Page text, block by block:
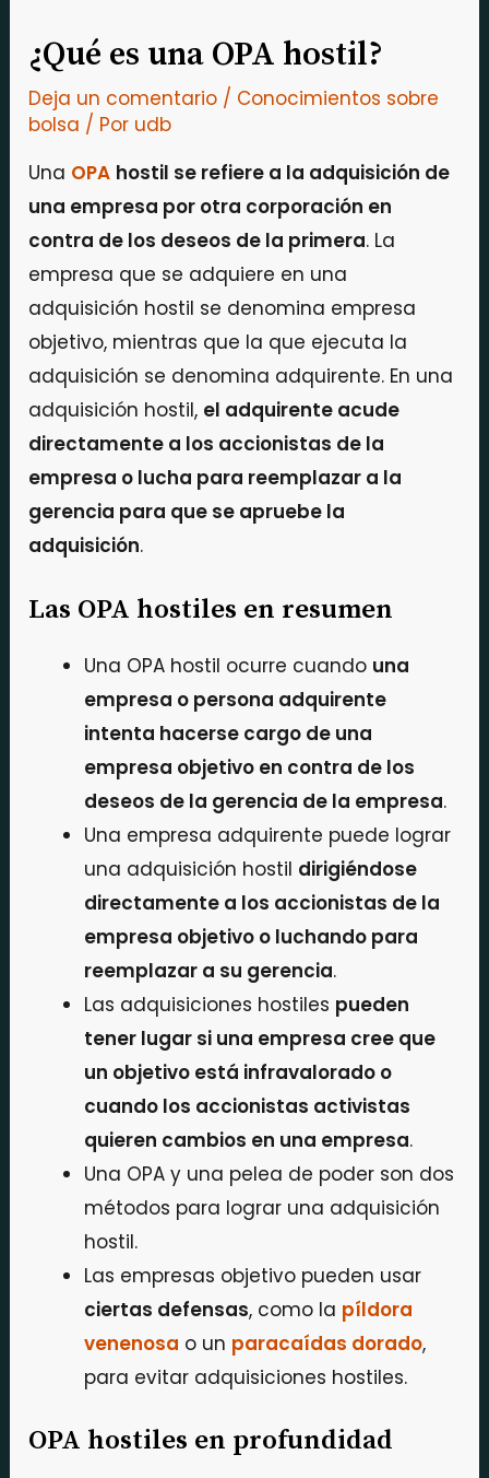
¿Qué es una OPA hostil?
Deja un comentario / Conocimientos sobre
bolsa / Por udb
Una OPA hostil se refiere a la adquisición de
una empresa por otra corporación en
contra de los deseos de la primera. La
empresa que se adquiere en una
adquisición hostil se denomina empresa
objetivo, mientras que la que ejecuta la
adquisición se denomina adquirente. En una
adquisición hostil, el adquirente acude
directamente a los accionistas de la
empresa o lucha para reemplazar a la
gerencia para que se apruebe la
adquisición.
Las OPA hostiles en resumen
Una OPA hostil ocurre cuando una
empresa o persona adquirente
intenta hacerse cargo de una
empresa objetivo en contra de los
deseos de la gerencia de la empresa.
Una empresa adquirente puede lograr
una adquisición hostil dirigiéndose
directamente a los accionistas de la
empresa objetivo o luchando para
reemplazar a su gerencia.
Las adquisiciones hostiles pueden
tener lugar si una empresa cree que
un objetivo está infravalorado o
cuando los accionistas activistas
quieren cambios en una empresa.
Una OPA y una pelea de poder son dos
métodos para lograr una adquisición
hostil.
Las empresas objetivo pueden usar
ciertas defensas, como la píldora
venenosa o un paracaídas dorado,
para evitar adquisiciones hostiles.
OPA hostiles en profundidad